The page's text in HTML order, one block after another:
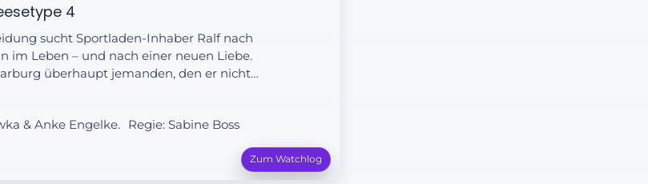
4
sucht Sportladen-Inhaber Ralf nach
im Leben – und nach einer neuen Liebe.
überhaupt jemanden, den er nicht
Maria trifft auf eine alte Rivalin – sowohl
verliert. Es kommt zur Eskalation – und zu
& Anke Engelke. Regie: Sabine Boss
Zum Watchlog